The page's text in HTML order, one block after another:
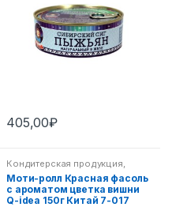
405,00₽
Кондитерская продукция,
Леденцы и Конфеты Пан-
азиатская кухня
Моти-ролл Красная фасоль
с ароматом цветка вишни
Q-idea 150г Китай 7-017